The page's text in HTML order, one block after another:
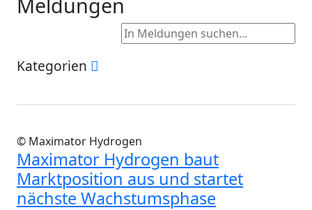
Kategorien
© Maximator Hydrogen
Maximator Hydrogen baut
Marktposition aus und startet
nächste Wachstumsphase